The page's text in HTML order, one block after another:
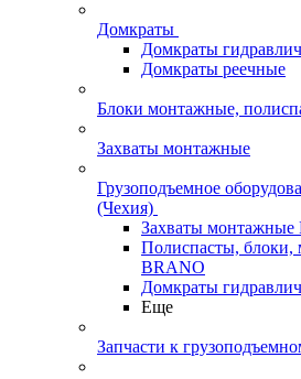
Домкраты
Домкраты
Домкраты реечные
Блоки монтажные,
Захваты монтажные
Грузоподъемное
(Чехия)
Захваты монтажные
Полиспасты, блоки,
BRANO
Домкраты
Еще
Запчасти к